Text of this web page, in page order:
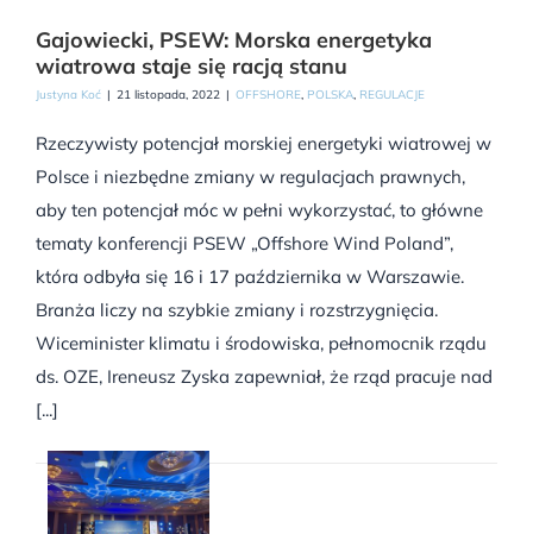
Gajowiecki, PSEW: Morska energetyka
wiatrowa staje się racją stanu
Justyna Koć | 21 listopada, 2022 | OFFSHORE, POLSKA, REGULACJE
Rzeczywisty potencjał morskiej energetyki wiatrowej w
Polsce i niezbędne zmiany w regulacjach prawnych,
aby ten potencjał móc w pełni wykorzystać, to główne
tematy konferencji PSEW „Offshore Wind Poland”,
która odbyła się 16 i 17 października w Warszawie.
Branża liczy na szybkie zmiany i rozstrzygnięcia.
Wiceminister klimatu i środowiska, pełnomocnik rządu
ds. OZE, Ireneusz Zyska zapewniał, że rząd pracuje nad
[...]